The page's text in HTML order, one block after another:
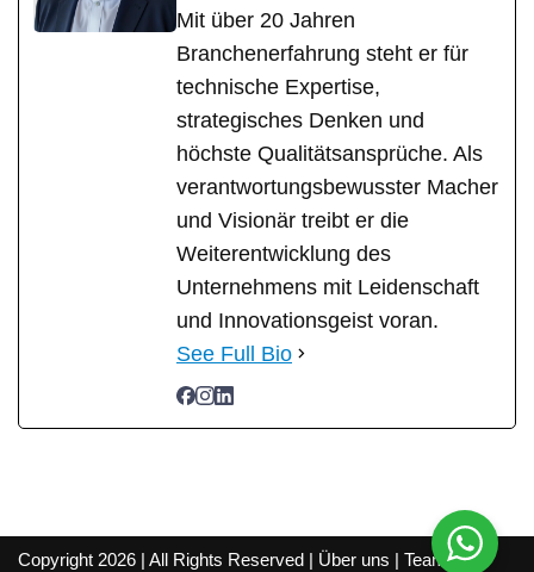
Mit über 20 Jahren
Branchenerfahrung steht er für
technische Expertise,
strategisches Denken und
höchste Qualitätsansprüche. Als
verantwortungsbewusster Macher
und Visionär treibt er die
Weiterentwicklung des
Unternehmens mit Leidenschaft
und Innovationsgeist voran.
See Full Bio
Copyright 2026 | All Rights Reserved | Über uns | Team |